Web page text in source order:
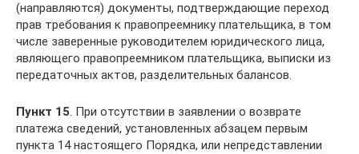
(направляются) документы, подтверждающие переход
прав требования к правопреемнику плательщика, в том
числе заверенные руководителем юридического лица,
являющего правопреемником плательщика, выписки из
передаточных актов, разделительных балансов.
Пункт 15. При отсутствии в заявлении о возврате
платежа сведений, установленных абзацем первым
пункта 14 настоящего Порядка, или непредставлении